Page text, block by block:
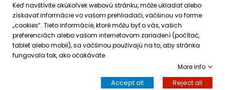
Control your Privacy
Všetky práva vyhradené ©
Keď navštívite akúkoľvek webovú stránku, môže ukladať alebo
získavať informácie vo vašom prehliadači, väčšinou vo forme
„cookies“. Tieto informácie, ktoré môžu byť o vás, vašich
preferenciách alebo vašom internetovom zariadení (počítač,
tablet alebo mobil), sa väčšinou používajú na to, aby stránka
fungovala tak, ako očakávate.
More info
Accept all Reject all